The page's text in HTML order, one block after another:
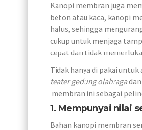
Kanopi membran juga
beton atau kaca, kanopi
halus, sehingga
cukup untuk menjaga
cepat dan tidak
Tidak hanya di pakai untuk
teater gedung olahragadan
membran ini sebagai
1. Mempunyai nilai
Bahan kanopi membran